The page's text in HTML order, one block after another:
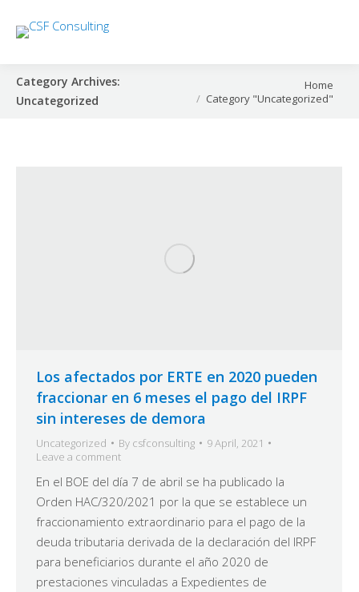
Category Archives:
Uncategorized
Home
Category "Uncategorized"
Los afectados por ERTE en 2020 pueden
fraccionar en 6 meses el pago del IRPF
sin intereses de demora
Uncategorized By csfconsulting
9 April, 2021
Leave a comment
En el BOE del día 7 de abril se ha publicado la
Orden HAC/320/2021 por la que se establece un
fraccionamiento extraordinario para el pago de la
deuda tributaria derivada de la declaración del IRPF
para beneficiarios durante el año 2020 de
prestaciones vinculadas a Expedientes de